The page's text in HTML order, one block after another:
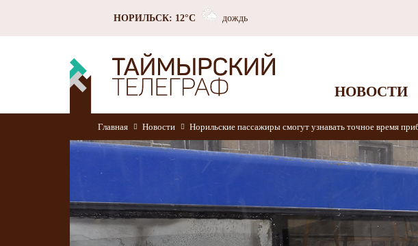
НОРИЛЬСК: 12°C дождь
НОВОСТИ
Главная Новости Норильские пассажиры смогут узнавать точное время